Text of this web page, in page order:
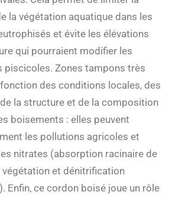
la végétation aquatique dans les
et évite les élévations
qui pourraient modifier les
piscicoles. Zones tampons très
des conditions locales, des
la structure et de la composition
boisements : elles peuvent
les pollutions agricoles et
nitrates (absorption racinaire de
végétation et dénitrification
Enfin, ce cordon boisé joue un rôle